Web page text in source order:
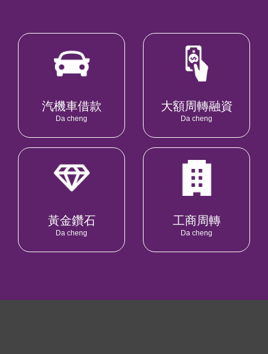
汽機車借款
Da cheng
大額周轉融資
Da cheng
黃金鑽石
Da cheng
工商周轉
Da cheng